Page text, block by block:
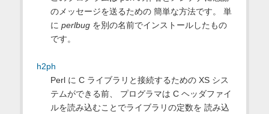
のメッセージを送るための 簡単な方法です。 単
に perlbugを別の名前でインストールしたもの
です。
h2ph
Perl に C ライブラリと接続するための XS シス
テムができる前、 プログラマは C ヘッダファイ
ルを読み込むことでライブラリの定数を 読み込